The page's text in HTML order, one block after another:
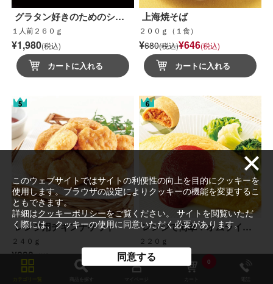
このウェブサイトではサイトの利便性の向上を目的にクッキーを
使用します。ブラウザの設定によりクッキーの機能を変更するこ
ともできます。
詳細はクッキーポリシーをご覧ください。 サイトを閲覧いただ
く際には、クッキーの使用に同意いただく必要があります。
同意する
グラタン好きのためのシ…
１人前２６０ｇ
¥1,980(税込)
カートに入れる
上海焼そば
２００ｇ（１食）
¥680(税込)¥646(税込)
カートに入れる
レンジ用チキンナゲット
２４０ｇ
¥890(税込)
カートに入れる
レンジで簡単！オムライ…
２２０ｇ
¥700
カートに入れる
カテゴリ一覧 商品を探す マイページ カート
0
電話